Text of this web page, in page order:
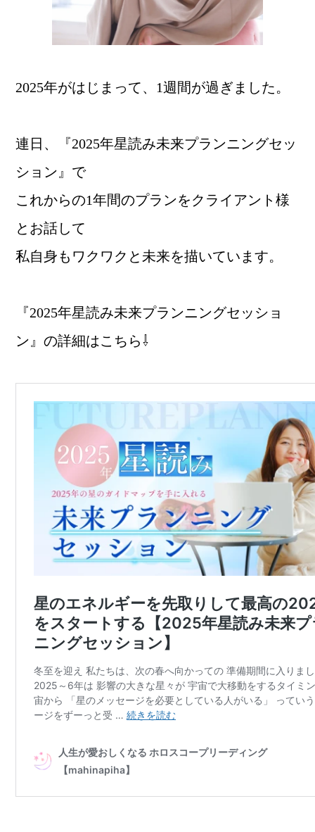
2025年がはじまって、1週間が過ぎました。
連日、『2025年星読み未来プランニングセッ
ション』で
これからの1年間のプランをクライアント様
とお話して
私自身もワクワクと未来を描いています。
『2025年星読み未来プランニングセッショ
ン』の詳細はこちら⇩